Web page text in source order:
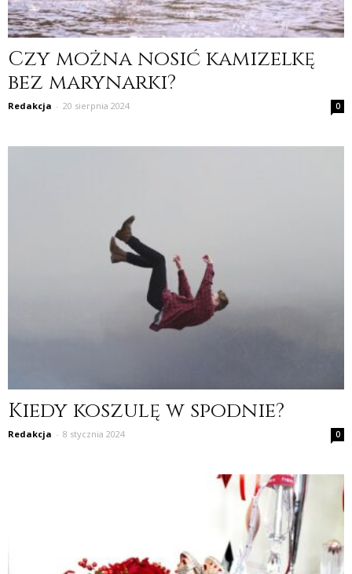
Czy można nosić kamizelkę
bez marynarki?
Redakcja - 20 sierpnia 2024 0
Kiedy koszulę w spodnie?
Redakcja - 8 stycznia 2024 0